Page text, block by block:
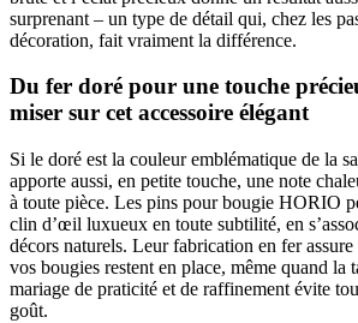
surprenant – un type de détail qui, chez les
décoration, fait vraiment la différence.
Du fer doré pour une touche
miser sur cet accessoire élégant
Si le doré est la couleur emblématique de la
apporte aussi, en petite touche, une note
à toute pièce. Les pins pour bougie HORIO
clin d’œil luxueux en toute subtilité, en
décors naturels. Leur fabrication en fer assure
vos bougies restent en place, même quand la
mariage de praticité et de raffinement évite
goût.